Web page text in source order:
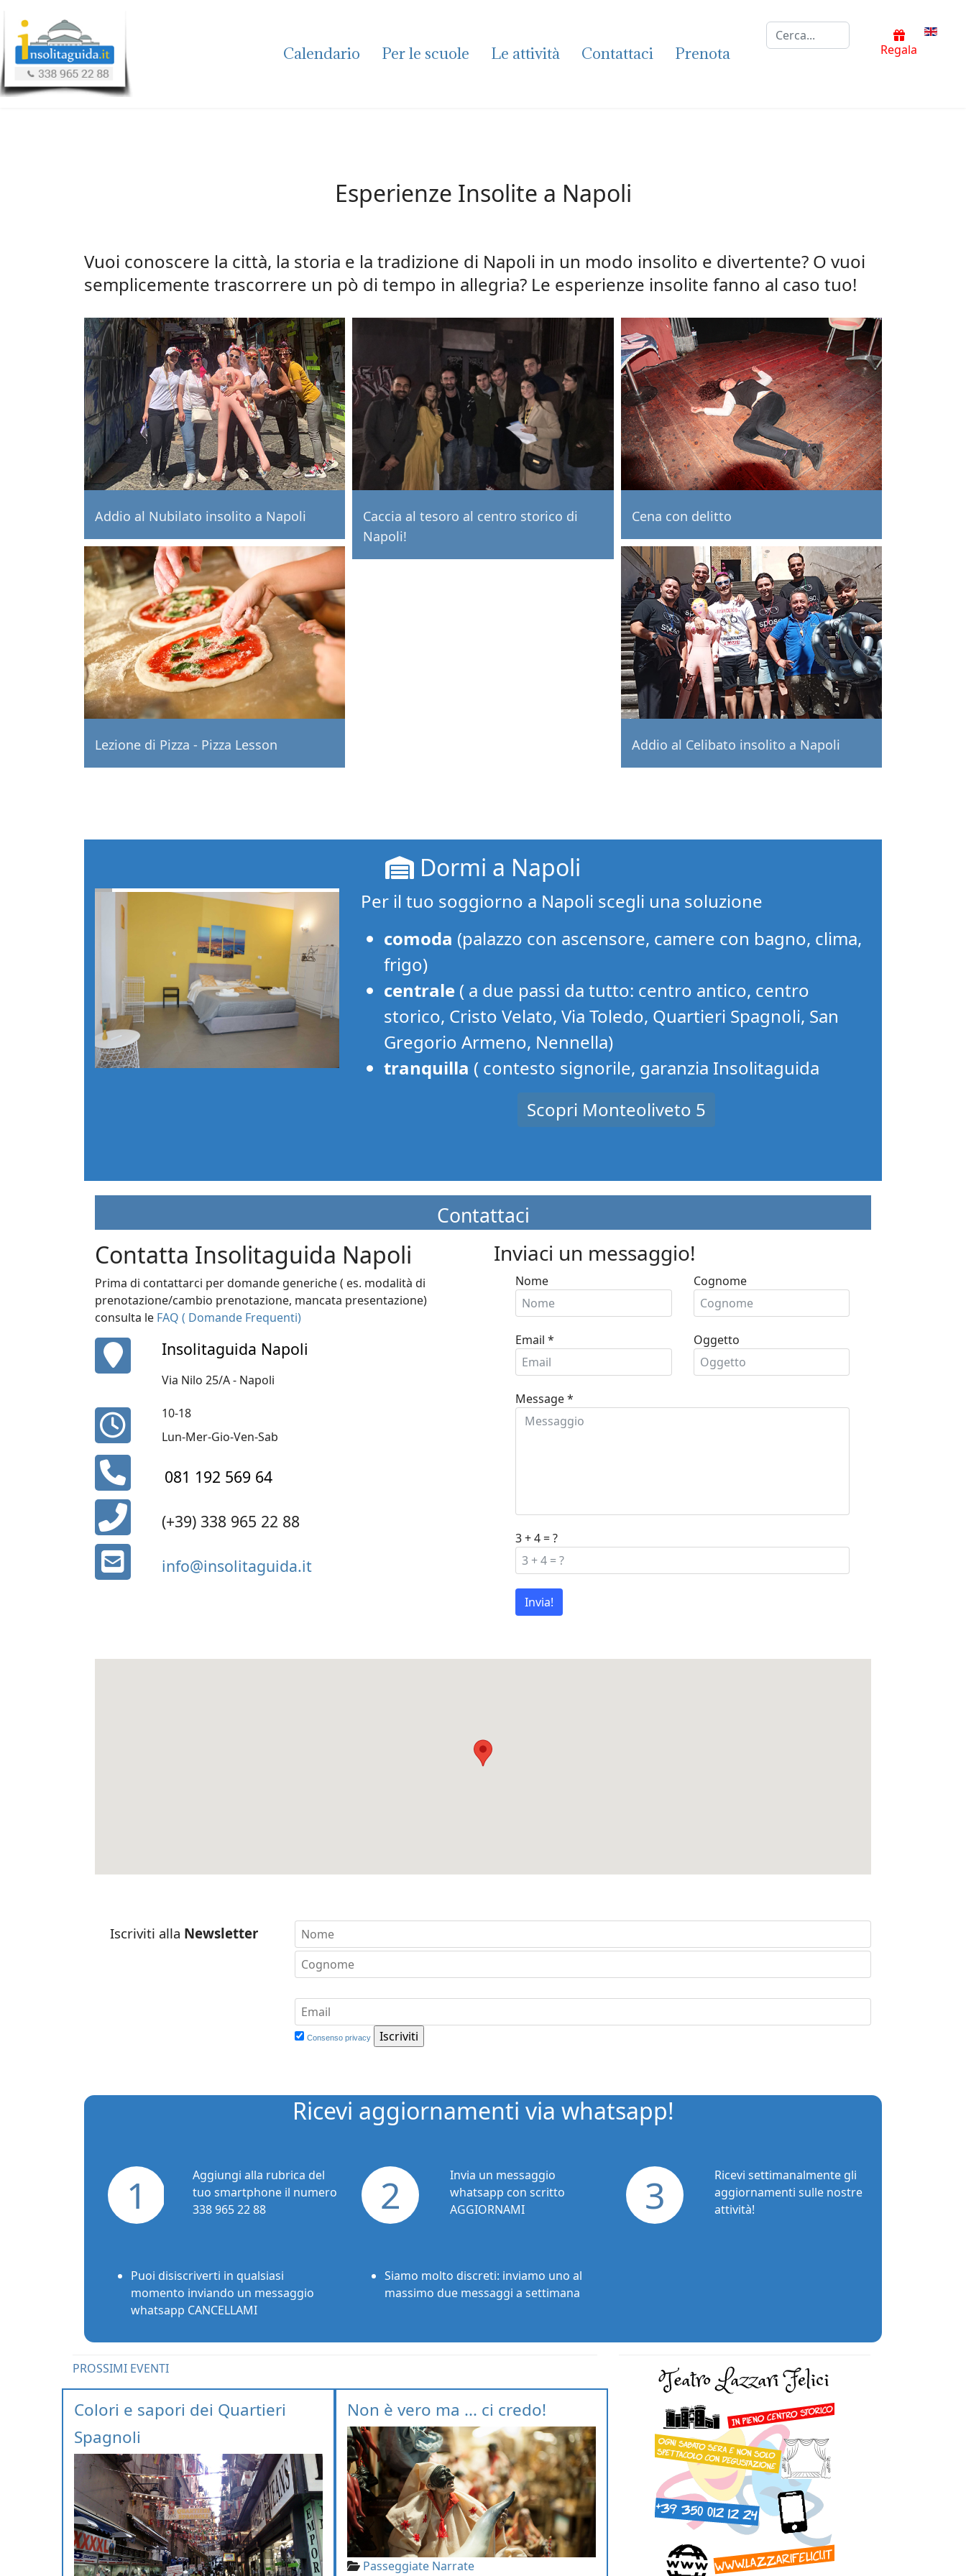
Calendario Per le scuole Le attività Contattaci Prenota
Cerca...
Regala
Esperienze Insolite a Napoli
Vuoi conoscere la città, la storia e la tradizione di Napoli in un modo insolito e divertente? O vuoi
semplicemente trascorrere un pò di tempo in allegria? Le esperienze insolite fanno al caso tuo!
Addio al Nubilato insolito a Napoli
Caccia al tesoro al centro storico di
Napoli!
Cena con delitto
Lezione di Pizza - Pizza Lesson Addio al Celibato insolito a Napoli
Dormi a Napoli
Per il tuo soggiorno a Napoli scegli una soluzione
comoda (palazzo con ascensore, camere con bagno, clima,
frigo)
centrale ( a due passi da tutto: centro antico, centro
storico, Cristo Velato, Via Toledo, Quartieri Spagnoli, San
Gregorio Armeno, Nennella)
tranquilla ( contesto signorile, garanzia Insolitaguida
Scopri Monteoliveto 5
Contattaci
Contatta Insolitaguida Napoli
Prima di contattarci per domande generiche ( es. modalità di
prenotazione/cambio prenotazione, mancata presentazione)
consulta le FAQ ( Domande Frequenti)
fas
Insolitaguida Napoli
Via Nilo 25/A - Napoli
fa
10-18
Lun-Mer-Gio-Ven-Sab
fa
fa-
phone
081 192 569 64
fas
phone-
(+39) 338 965 22 88
fa
fa-
info@insolitaguida.it
Inviaci un messaggio!
Nome Cognome
Email * Oggetto
Message*
3 + 4 = ?
Invia!
Iscriviti alla Newsletter
Consenso privacy
Ricevi aggiornamenti via whatsapp!
1
Aggiungi alla rubrica del
tuo smartphone il numero
338 965 22 88
Puoi disiscriverti in qualsiasi
momento inviando un messaggio
whatsapp CANCELLAMI
2
Invia un messaggio
whatsapp con scritto
AGGIORNAMI
Siamo molto discreti: inviamo uno al
massimo due messaggi a settimana
3
Ricevi settimanalmente gli
aggiornamenti sulle nostre
attività!
PROSSIMI EVENTI
Colori e sapori dei Quartieri
Spagnoli
Non è vero ma ... ci credo!
Passeggiate Narrate